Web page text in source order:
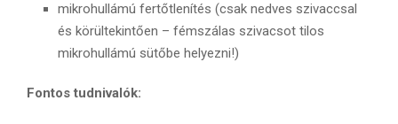
mikrohullámú fertőtlenítés (csak nedves szivaccsal
és körültekintően – fémszálas szivacsot tilos
mikrohullámú sütőbe helyezni!)
Fontos tudnivalók: